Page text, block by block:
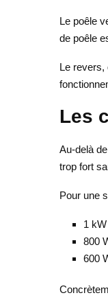
Le poêle
de poêle
Le revers,
Les
Au-delà
trop fort
Pour une
1
800
600